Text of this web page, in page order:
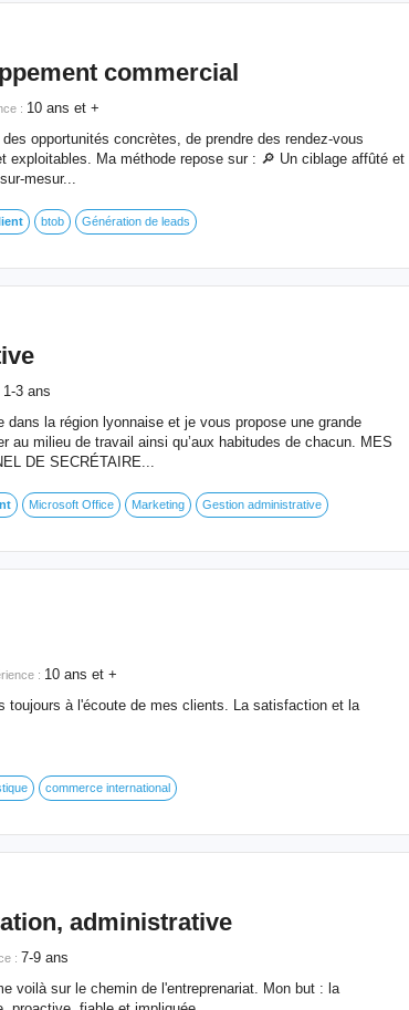
commercial
: 10 ans et +
opportunités concrètes, de prendre des rendez-vous
exploitables. Ma méthode repose sur : 🔎 Un ciblage affûté et
mesur...
btob Génération de leads
1-3 ans
dans la région lyonnaise et je vous propose une grande
au milieu de travail ainsi qu’aux habitudes de chacun. MES
DE SECRÉTAIRE...
Microsoft Office Marketing Gestion administrative
: 10 ans et +
toujours à l'écoute de mes clients. La satisfaction et la
commerce international
administrative
: 7-9 ans
voilà sur le chemin de l'entreprenariat. Mon but : la